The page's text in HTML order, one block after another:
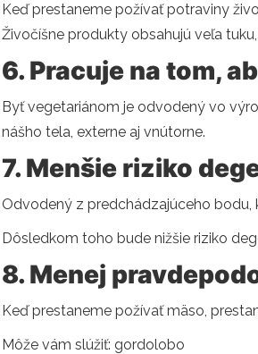
Keď prestaneme požívať potraviny
Živočíšne produkty obsahujú veľa
6. Pracuje na tom,
Byť vegetariánom je odvodený vo
nášho tela, externe aj vnútorne.
7. Menšie riziko
Odvodený z predchádzajúceho bodu,
Dôsledkom toho bude nižšie riziko
8. Menej
Keď prestaneme požívať mäso,
Môže vám slúžiť: gordolobo